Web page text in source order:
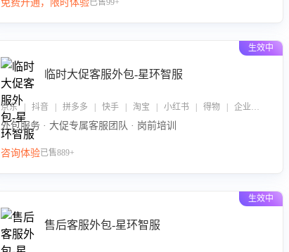
免费开通，限时体验已售99+
生效中
临时大促客服外包-星环智服
京东 | 抖音 | 拼多多 | 快手 | 淘宝 | 小红书 | 得物 | 企业微信
外包服务 · 大促专属客服团队 · 岗前培训
咨询体验已售889+
生效中
售后客服外包-星环智服